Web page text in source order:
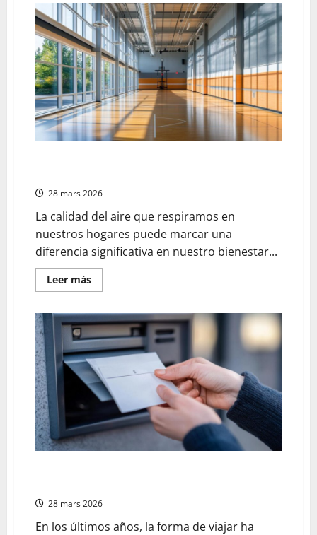
Todo
sobre
el
estilo
de
danza
sexy
de
la
Samba:
el
alma
sensual
del
28 mars 2026
La calidad del aire que respiramos en
nuestros hogares puede marcar una
diferencia significativa en nuestro bienestar...
Leer másEn
savoir
cómo
mejorar
la
ventilación
interior
con
sistemas
VMC
28 mars 2026
En los últimos años, la forma de viajar ha